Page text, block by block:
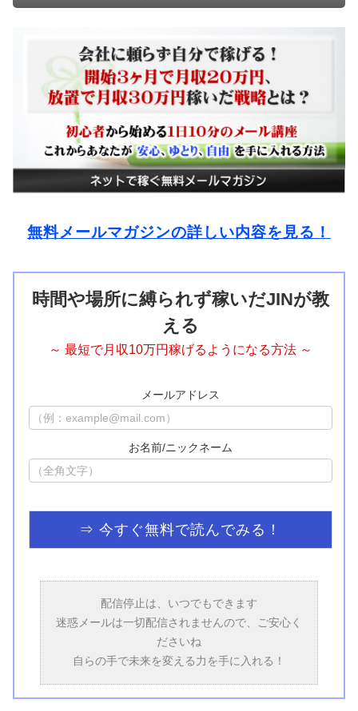
無料メールマガジンの詳しい内容を見る！
時間や場所に縛られず稼いだJINが教
える
～ 最短で月収10万円稼げるようになる方法 ～
メールアドレス
お名前/ニックネーム
配信停止は、いつでもできます
迷惑メールは一切配信されませんので、ご安心く
ださいね
自らの手で未来を変える力を手に入れる！